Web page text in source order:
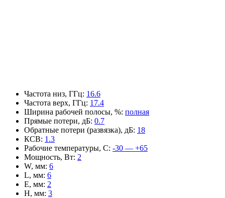
Частота низ, ГГц: 16.6
Частота верх, ГГц: 17.4
Ширина рабочей полосы, %: полная
Прямые потери, дБ: 0.7
Обратные потери (развязка), дБ: 18
КСВ: 1.3
Рабочие температуры, С: -30 — +65
Мощность, Вт: 2
W, мм: 6
L, мм: 6
E, мм: 2
H, мм: 3